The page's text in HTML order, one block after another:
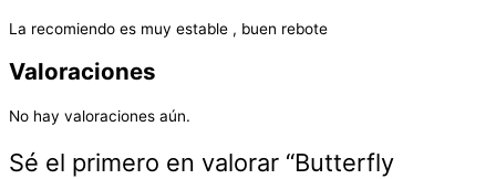
La recomiendo es muy estable , buen rebote
Valoraciones
No hay valoraciones aún.
Sé el primero en valorar “Butterfly